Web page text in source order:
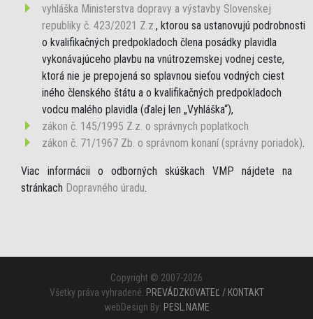
vyhláška Ministerstva dopravy a výstavby Slovenskej
republiky č. 423/2021 Z.z., ktorou sa ustanovujú podrobnosti
o kvalifikačných predpokladoch člena posádky plavidla
vykonávajúceho plavbu na vnútrozemskej vodnej ceste,
ktorá nie je prepojená so splavnou sieťou vodných ciest
iného členského štátu a o kvalifikačných predpokladoch
vodcu malého plavidla (ďalej len „Vyhláška“),
zákon č. 145/1995 Z.z. o správnych poplatkoch
zákon č. 71/1967 Zb. o správnom konaní (správny poriadok).
Viac informácii o odborných skúškach VMP nájdete na
stránkach Dopravného úradu.
Copyright © 2007-2026
Všetky práva vyhradené. PREVÁDZKOVATEĽ / KONTAKT
webDesign By: PESL.NAME